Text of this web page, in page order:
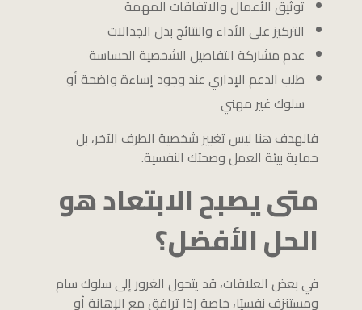
توثيق الأعمال والاتفاقات المهمة
التركيز على الأداء والنتائج بدل الجدالات
عدم مشاركة التفاصيل الشخصية الحساسة
طلب الدعم الإداري عند وجود إساءة واضحة أو
سلوك غير مهني
فالهدف هنا ليس تغيير شخصية الطرف الآخر، بل
حماية بيئة العمل وصحتك النفسية.
متى يصبح الابتعاد هو
الحل الأفضل؟
في بعض العلاقات، قد يتحول الغرور إلى سلوك سام
ومستنزف نفسيًا، خاصة إذا ترافق مع الإهانة أو